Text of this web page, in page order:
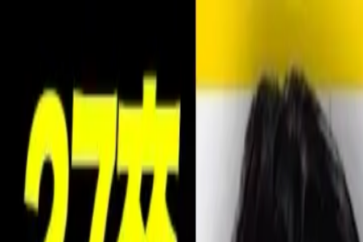
就活ノウハウ
AI ES添削・作成 合格者面接 就活特典